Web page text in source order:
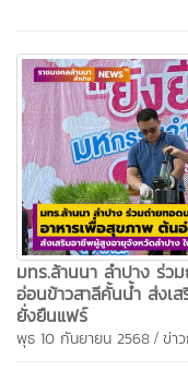
มทร.ล้านนา ลำปาง ร่ว
อ่อนข้าวสาลีคั้นน้ำ ส่งเ
ยั่งยืนแฟร์
พุธ 10 กันยายน 2568 / ข่า